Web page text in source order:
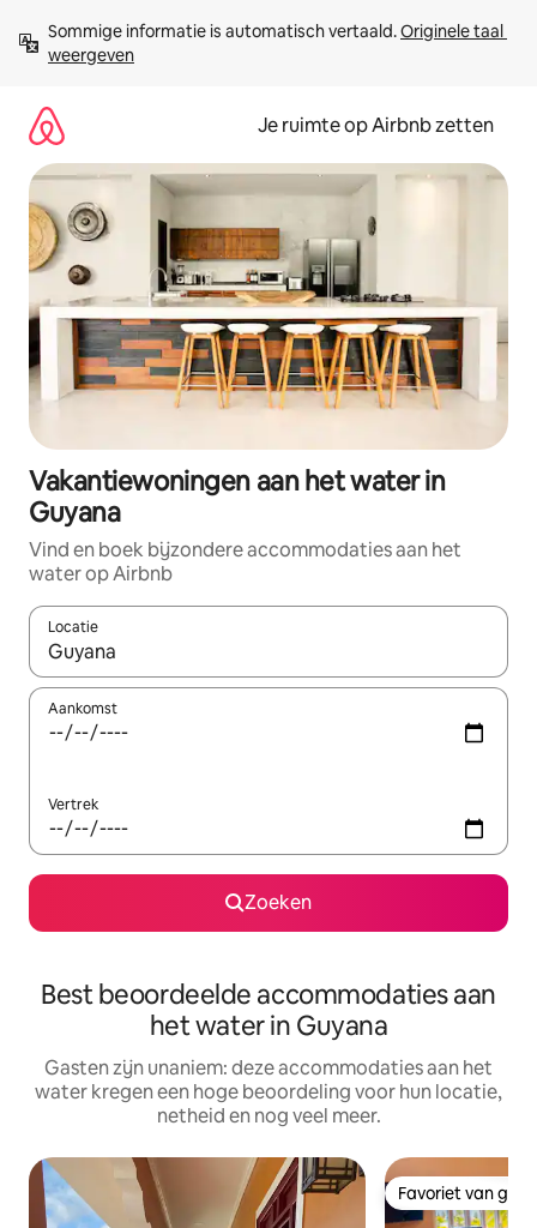
direct
naar
Sommige informatie is automatisch vertaald. Originele taal
weergeven
Je ruimte op Airbnb zetten
Vakantiewoningen aan het water in
Guyana
Vind en boek bijzondere accommodaties aan het
water op Airbnb
Locatie
Wanneer er suggesties beschikbaar zijn, maak je een keuze
Aankomst
Vertrek
Zoeken
Best beoordeelde accommodaties aan
het water in Guyana
Gasten zijn unaniem: deze accommodaties aan het
water kregen een hoge beoordeling voor hun locatie,
netheid en nog veel meer.
Favoriet van
Favoriet van